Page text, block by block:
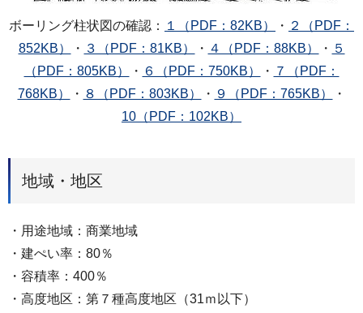
ボーリング柱状図の確認： １（PDF：82KB） ・ ２（PDF：
852KB）
・ ３（PDF：81KB） ・ ４（PDF：88KB） ・ ５
（PDF：805KB）
・ ６（PDF：750KB） ・ ７（PDF：
768KB）
・ ８（PDF：803KB） ・ ９（PDF：765KB）
・
10（PDF：102KB）
地域・地区
・用途地域：商業地域
・建ぺい率：80％
・容積率：400％
・高度地区：第７種高度地区（31ｍ以下）